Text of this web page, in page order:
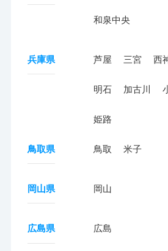
和泉中央
兵庫県 芦屋 三宮 西
明石 加古川
姫路
鳥取県 鳥取 米子
岡山県 岡山
広島県 広島